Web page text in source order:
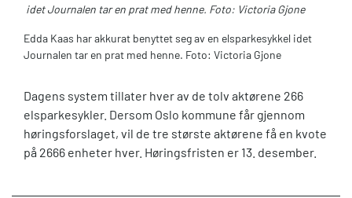
idet Journalen tar en prat med henne. Foto: Victoria Gjone
Edda Kaas har akkurat benyttet seg av en elsparkesykkel idet
Journalen tar en prat med henne. Foto: Victoria Gjone
Dagens system tillater hver av de tolv aktørene 266
elsparkesykler. Dersom Oslo kommune får gjennom
høringsforslaget, vil de tre største aktørene få en kvote
på 2666 enheter hver. Høringsfristen er 13. desember.